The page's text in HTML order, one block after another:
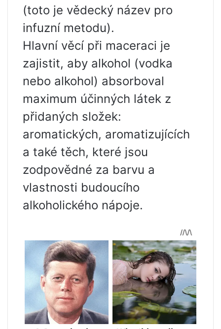
(toto je vědecký název pro
infuzní metodu).
Hlavní věcí při maceraci je
zajistit, aby alkohol (vodka
nebo alkohol) absorboval
maximum účinných látek z
přidaných složek:
aromatických, aromatizujících
a také těch, které jsou
zodpovědné za barvu a
vlastnosti budoucího
alkoholického nápoje.